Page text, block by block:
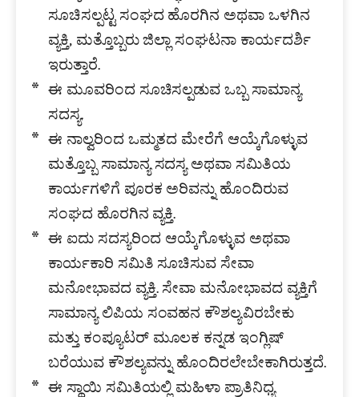
ಸೂಚಿಸಲ್ಪಟ್ಟ ಸಂಘದ ಹೊರಗಿನ ಅಥವಾ ಒಳಗಿನ
ವ್ಯಕ್ತಿ, ಮತ್ತೊಬ್ಬರು ಜಿಲ್ಲಾ ಸಂಘಟನಾ ಕಾರ್ಯದರ್ಶಿ
ಇರುತ್ತಾರೆ.
ಈ ಮೂವರಿಂದ ಸೂಚಿಸಲ್ಪಡುವ ಒಬ್ಬ ಸಾಮಾನ್ಯ
ಸದಸ್ಯ.
ಈ ನಾಲ್ವರಿಂದ ಒಮ್ಮತದ ಮೇರೆಗೆ ಆಯ್ಕೆಗೊಳ್ಳುವ
ಮತ್ತೊಬ್ಬ ಸಾಮಾನ್ಯ ಸದಸ್ಯ ಅಥವಾ ಸಮಿತಿಯ
ಕಾರ್ಯಗಳಿಗೆ ಪೂರಕ ಅರಿವನ್ನು ಹೊಂದಿರುವ
ಸಂಘದ ಹೊರಗಿನ ವ್ಯಕ್ತಿ.
ಈ ಐದು ಸದಸ್ಯರಿಂದ ಆಯ್ಕೆಗೊಳ್ಳುವ ಅಥವಾ
ಕಾರ್ಯಕಾರಿ ಸಮಿತಿ ಸೂಚಿಸುವ ಸೇವಾ
ಮನೋಭಾವದ ವ್ಯಕ್ತಿ. ಸೇವಾ ಮನೋಭಾವದ ವ್ಯಕ್ತಿಗೆ
ಸಾಮಾನ್ಯ ಲಿಪಿಯ ಸಂವಹನ ಕೌಶಲ್ಯವಿರಬೇಕು
ಮತ್ತು ಕಂಪ್ಯೂಟರ‍್ ಮೂಲಕ ಕನ್ನಡ ಇಂಗ್ಲಿಷ್
ಬರೆಯುವ ಕೌಶಲ್ಯವನ್ನು ಹೊಂದಿರಲೇಬೇಕಾಗಿರುತ್ತದೆ.
ಈ ಸ್ಥಾಯಿ ಸಮಿತಿಯಲ್ಲಿ ಮಹಿಳಾ ಪ್ರಾತಿನಿಧ್ಯ